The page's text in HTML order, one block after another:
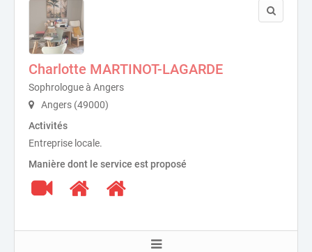
Charlotte MARTINOT-LAGARDE
Sophrologue à Angers
Angers (49000)
Activités
Entreprise locale.
Manière dont le service est proposé